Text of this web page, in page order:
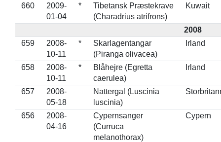
660
2009-
01-04
*
Tibetansk Præstekrave
(Charadrius atrifrons)
Kuwait
2008
659
2008-
10-11
*
Skarlagentangar
(Piranga olivacea)
Irland
658
2008-
10-11
*
Blåhejre (Egretta
caerulea)
Irland
657
2008-
05-18
Nattergal (Luscinia
luscinia)
656
2008-
04-16
Cypernsanger
(Curruca
melanothorax)
Cypern